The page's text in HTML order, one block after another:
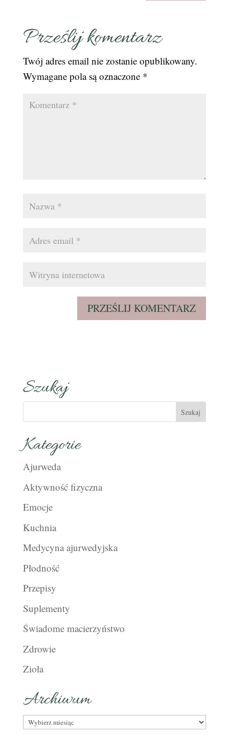
Prześlij komentarz
Twój adres email nie zostanie opublikowany.
Wymagane pola są oznaczone *
Szukaj
Kategorie
Ajurweda
Aktywność fizyczna
Emocje
Kuchnia
Medycyna ajurwedyjska
Płodność
Przepisy
Suplementy
Świadome macierzyństwo
Zdrowie
Zioła
Archiwum
Archiwum